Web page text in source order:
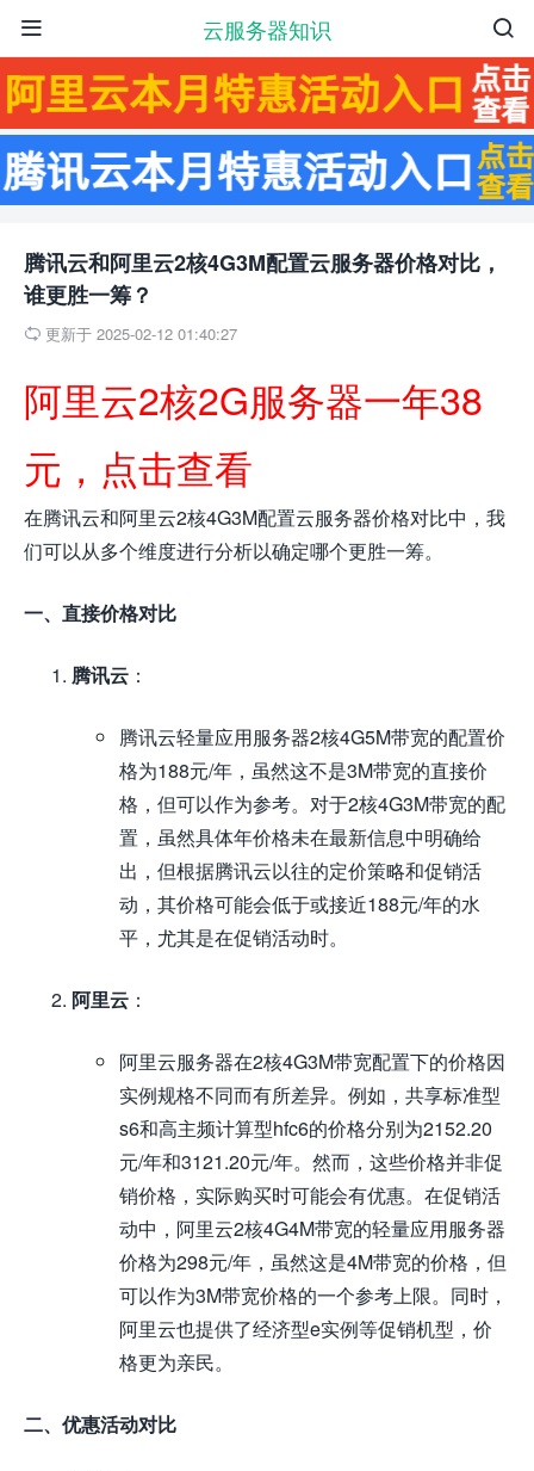
云服务器知识 

腾讯云和阿里云2核4G3M配置云服务器价格对比，
谁更胜一筹？
 更新于 2025-02-12 01:40:27
阿里云2核2G服务器一年38
元，点击查看
在腾讯云和阿里云2核4G3M配置云服务器价格对比中，我
们可以从多个维度进行分析以确定哪个更胜一筹。
一、直接价格对比
腾讯云 ：
腾讯云轻量应用服务器2核4G5M带宽的配置价
格为188元/年，虽然这不是3M带宽的直接价
格，但可以作为参考。对于2核4G3M带宽的配
置，虽然具体年价格未在最新信息中明确给
出，但根据腾讯云以往的定价策略和促销活
动，其价格可能会低于或接近188元/年的水
平，尤其是在促销活动时。
阿里云 ：
阿里云服务器在2核4G3M带宽配置下的价格因
实例规格不同而有所差异。例如，共享标准型
s6和高主频计算型hfc6的价格分别为2152.20
元/年和3121.20元/年。然而，这些价格并非促
销价格，实际购买时可能会有优惠。在促销活
动中，阿里云2核4G4M带宽的轻量应用服务器
价格为298元/年，虽然这是4M带宽的价格，但
可以作为3M带宽价格的一个参考上限。同时，
阿里云也提供了经济型e实例等促销机型，价
格更为亲民。
二、优惠活动对比